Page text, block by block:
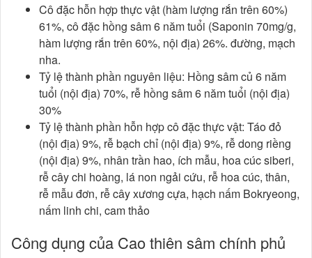
Cô đặc hỗn hợp thực vật (hàm lượng rắn trên 60%)
61%, cô đặc hồng sâm 6 năm tuổi (Saponin 70mg/g,
hàm lượng rắn trên 60%, nội địa) 26%. đường, mạch
nha.
Tỷ lệ thành phần nguyên liệu: Hồng sâm củ 6 năm
tuổi (nội địa) 70%, rễ hồng sâm 6 năm tuổi (nội địa)
30%
Tỷ lệ thành phần hỗn hợp cô đặc thực vật: Táo đỏ
(nội địa) 9%, rễ bạch chỉ (nội địa) 9%, rễ dong riềng
(nội địa) 9%, nhân trần hao, ích mẫu, hoa cúc siberi,
rễ cây chi hoàng, lá non ngải cứu, rễ hoa cúc, thân,
rễ mẫu đơn, rễ cây xương cựa, hạch nấm Bokryeong,
nấm linh chi, cam thảo
Công dụng của Cao thiên sâm chính phủ